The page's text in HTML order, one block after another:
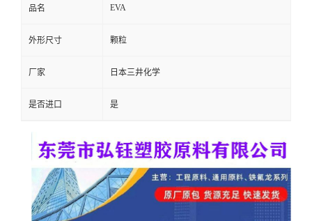
品名 EVA
外形尺寸 颗粒
厂家 日本三井化学
是否进口 是